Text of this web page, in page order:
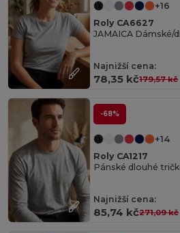
+16
Roly CA6627
Najnižší cena:
78,35 kč179,57 kč
-68%
+14
Roly CA1217
Najnižší cena:
85,74 kč271,09 kč